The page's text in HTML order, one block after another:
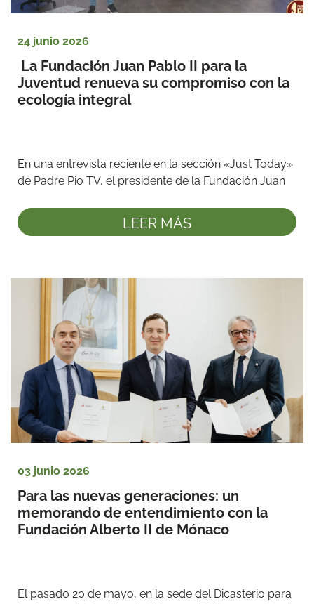
24 junio 2026
La Fundación Juan Pablo II para la
Juventud renueva su compromiso con la
ecología integral
En una entrevista reciente en la sección «Just Today»
de Padre Pio TV, el presidente de la Fundación Juan
LEER MÁS
03 junio 2026
Para las nuevas generaciones: un
memorando de entendimiento con la
Fundación Alberto II de Mónaco
El pasado 20 de mayo, en la sede del Dicasterio para